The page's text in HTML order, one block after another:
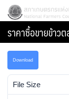
Skip
content
สภาเกษตรกรแห่ง
ราคาซื้อขายข้าว
Download
File Size